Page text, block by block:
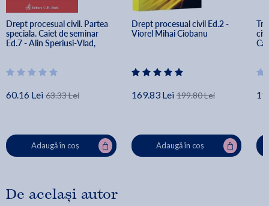
Drept procesual civil. Partea
speciala. Caiet de seminar
Ed.7 - Alin Speriusi-Vlad,
60.16 Lei 63.33 Lei
Adaugă în coș
Drept procesual civil Ed.2 -
Viorel Mihai Ciobanu
169.83 Lei 199.80 Lei
Adaugă în coș
De același autor